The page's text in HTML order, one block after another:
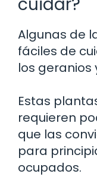
Algunas de
fáciles de
los geranios
Estas
requieren
que las
para
ocupados.